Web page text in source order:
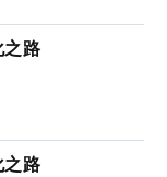
之路
之路